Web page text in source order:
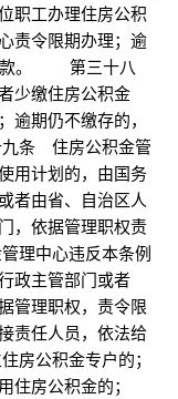
职工办理住房公积
责令限期办理；逾
款。 第三十八
少缴住房公积金
逾期仍不缴存的，
条 住房公积金管
用计划的，由国务
者由省、自治区人
，依据管理职权责
中心违反本条例
政主管部门或者
管理职权，责令限
责任人员，依法给
公积金专户的；
房公积金的；